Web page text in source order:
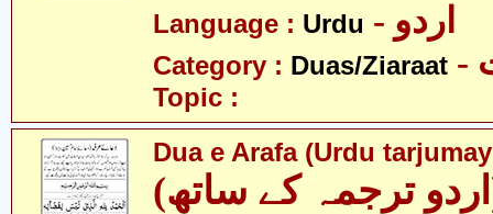
Language : Urdu - اردو
Category : Duas/Ziaraat
Topic :
Dua e Arafa (Urdu
ترجمہ کے ساتھ)